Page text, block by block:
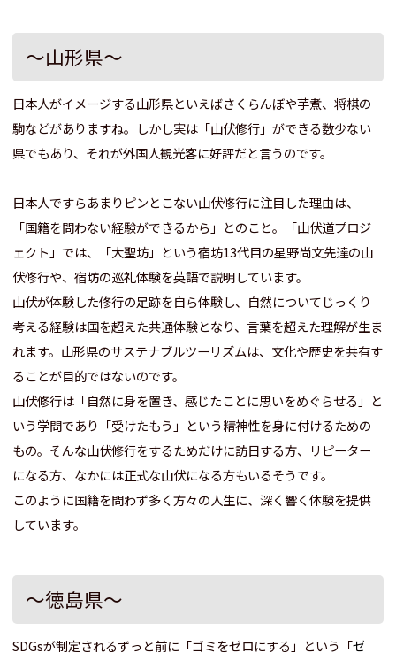
～山形県～
日本人がイメージする山形県といえばさくらんぼや芋煮、将棋の
駒などがありますね。 しかし実は「山伏修行」ができる数少ない
県でもあり、それが外国人観光客に好評だと言うのです。
日本人ですらあまりピンとこない山伏修行に注目した理由は、
「国籍を問わない経験ができるから」とのこと。「山伏道プロジ
ェクト」では、「大聖坊」という宿坊13代目の星野尚文先達の山
伏修行や、宿坊の巡礼体験を英語で説明しています。
山伏が体験した修行の足跡を自ら体験し、自然についてじっくり
考える経験は国を超えた共通体験となり、言葉を超えた理解が生ま
れます。 山形県のサステナブルツーリズムは、文化や歴史を共有す
ることが目的ではないのです。
山伏修行は「自然に身を置き、感じたことに思いをめぐらせる」と
いう学問であり「受けたもう」という精神性を身に付けるための
もの。そんな山伏修行をするためだけに訪日する方、リピーター
になる方、なかには正式な山伏になる方もいるそうです。
このように国籍を問わず多く方々の人生に、深く響く体験を提供
しています。
～徳島県～
SDGsが制定されるずっと前に「ゴミをゼロにする」という「ゼ